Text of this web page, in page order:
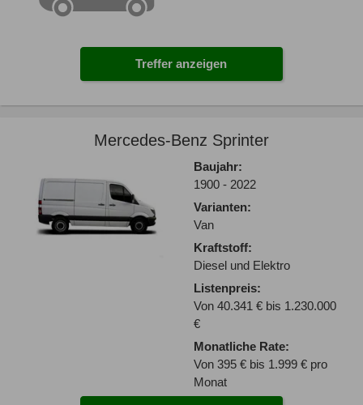
Treffer anzeigen
Mercedes-Benz Sprinter
Baujahr:
1900 - 2022
Varianten:
Van
Kraftstoff:
Diesel und Elektro
Listenpreis:
Von 40.341 € bis 1.230.000
€
Monatliche Rate:
Von 395 € bis 1.999 € pro
Monat